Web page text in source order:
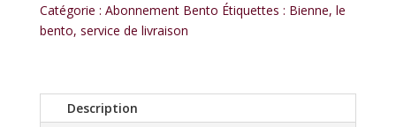
Bento
récupérer
cuisine
Catégorie : Abonnement Bento Étiquettes : Bienne, le
bento, service de livraison
Description